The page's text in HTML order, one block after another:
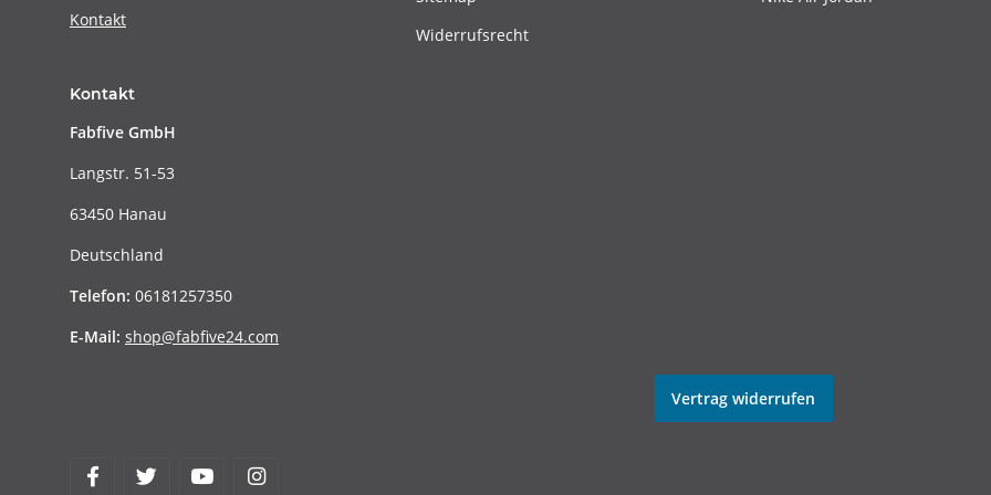
Kontakt
Widerrufsrecht
Kontakt
Fabfive GmbH
Langstr. 51-53
63450 Hanau
Deutschland
Telefon: 06181257350
E-Mail: shop@fabfive24.com
Vertrag widerrufen